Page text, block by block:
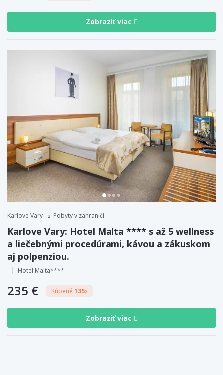
Zobraziť viac
Karlove Vary Pobyty v zahraničí
Karlove Vary: Hotel Malta **** s až 5 wellness
a liečebnými procedúrami, kávou a zákuskom
aj polpenziou.
Hotel Malta****
235 € Kúpené 135x
Zobraziť viac